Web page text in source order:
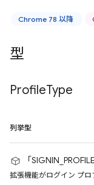
Chrome 78 以降
型
ProfileType
列挙型
「SIGNIN_PROFILE
拡張機能がログイン プロ